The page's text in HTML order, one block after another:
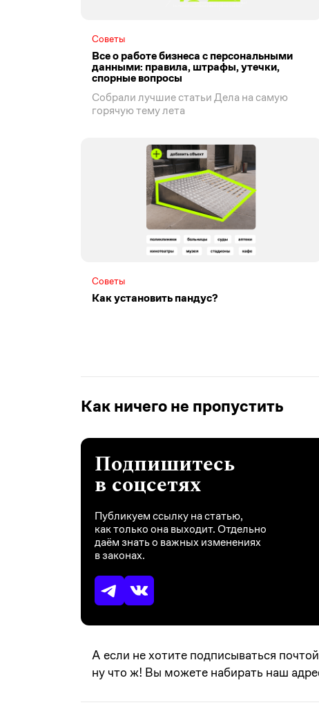
Советы
Все о работе бизнеса с персональными
данными: правила, штрафы, утечки,
спорные вопросы
Собрали лучшие статьи Дела на самую
горячую тему лета
Советы
Как установить пандус?
Как ничего не пропустить
Подпишитесь
в соцсетях
Публикуем ссылку на статью,
как только она выходит. Отдельно
даём знать о важных изменениях
в законах.
А если не хотите подписываться
ну что ж! Вы можете набирать наш